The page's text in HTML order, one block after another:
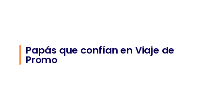
Papás que confían en Viaje de
Promo